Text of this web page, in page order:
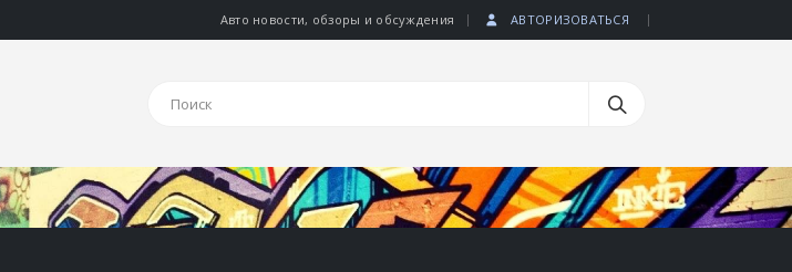
Авто новости, обзоры и обсуждения | АВТОРИЗОВАТЬСЯ |